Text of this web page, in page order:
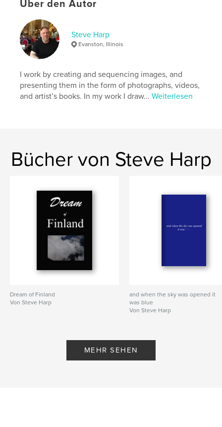
Schlüsselwörter
Africa , photography , Rimbaud
Über den Autor
Steve Harp
Evanston, Illinois
I work by creating and sequencing images, and
presenting them in the form of photographs, videos,
and artist’s books. In my work I draw...Weiterlesen
Bücher von Steve Harp
Dream of Finland
Von Steve Harp
and when the sky was opened it
was blue
Von Steve Harp
MEHR SEHEN